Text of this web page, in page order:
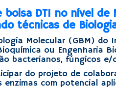
bolsa DTI no nível
técnicas de
Molecular (GBM) do
ou Engenharia
bacterianos, fúngicos e/
do projeto de
com potencial